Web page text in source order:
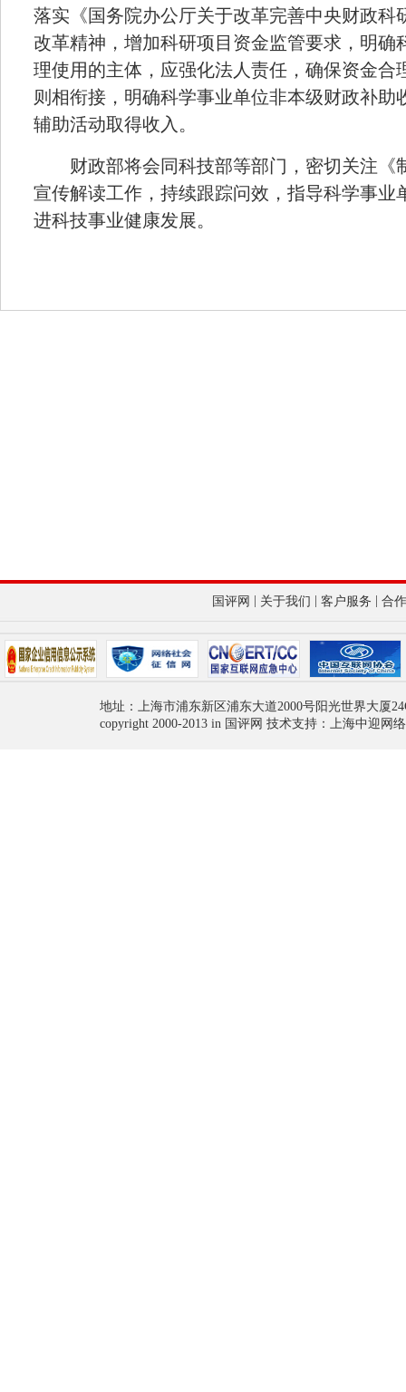
落实《国务院办公厅关于改革完善中央财政科
改革精神，增加科研项目资金监管要求，明确
理使用的主体，应强化法人责任，确保资金合
则相衔接，明确科学事业单位非本级财政补助
辅助活动取得收入。
财政部将会同科技部等部门，密切关注《
宣传解读工作，持续跟踪问效，指导科学事业
进科技事业健康发展。
国评网 关于我们 客户服务 合
地址：上海市浦东新区浦东大道2000号阳光世界大厦
copyright 2000-2013 in 国评网 技术支持：上海中迎